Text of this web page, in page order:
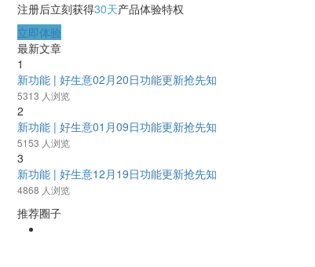
注册后立刻获得30天产品体验特权
立即体验
最新文章
1
新功能 | 好生意02月20日功能更新抢先知
5313 人浏览
2
新功能 | 好生意01月09日功能更新抢先知
5153 人浏览
3
新功能 | 好生意12月19日功能更新抢先知
4868 人浏览
推荐圈子